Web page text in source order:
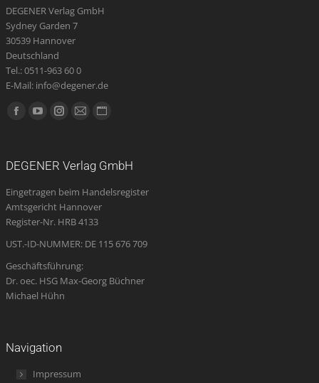
DEGENER Verlag GmbH
Sydney Garden 7
30539 Hannover
Deutschland
Tel.: 0511-963 60 0
E-Mail: info@degener.de
Finden Sie uns auf:
Facebook
new
window
YouTube
new
window
Instagram
new
window
E-
opens
in
new
Website
new
DEGENER Verlag GmbH
Eingetragen beim Handelsregister
Amtsgericht Hannover
Register-Nr. HRB 4133
UST.-ID-NUMMER: DE 115 676 709
Geschäftsführung:
Dr. oec. HSG Max-Georg Büchner
Michael Hühn
Navigation
Impressum